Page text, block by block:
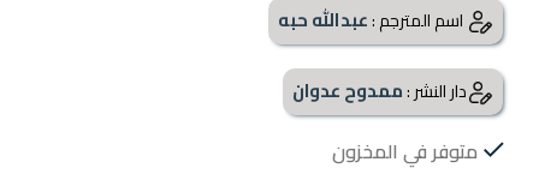
اسم المترجم :عبدالله حبه
دار النشر :ممدوح عدوان
متوفر في المخزون